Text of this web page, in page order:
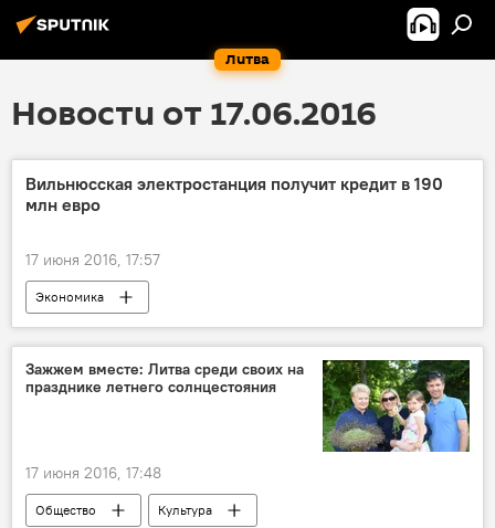
Литва
Новости от 17.06.2016
Вильнюсская электростанция получит кредит в 190
млн евро
17 июня 2016, 17:57
Экономика
Энергостратегия Литвы и выход из БРЭЛЛ
Зажжем вместе: Литва среди своих на
празднике летнего солнцестояния
17 июня 2016, 17:48
Общество
Культура